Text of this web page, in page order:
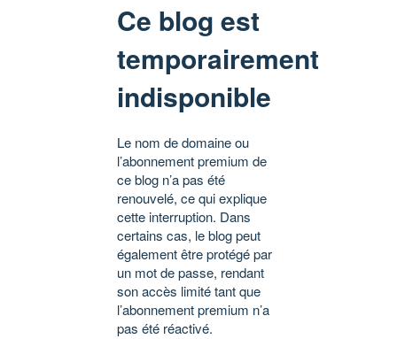
Ce blog est
temporairement
indisponible
Le nom de domaine ou
l’abonnement premium de
ce blog n’a pas été
renouvelé, ce qui explique
cette interruption. Dans
certains cas, le blog peut
également être protégé par
un mot de passe, rendant
son accès limité tant que
l’abonnement premium n’a
pas été réactivé.